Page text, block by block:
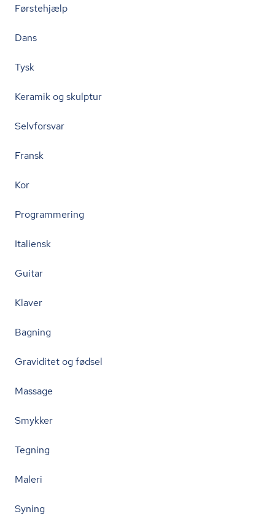
Førstehjælp
Dans
Tysk
Keramik og skulptur
Selvforsvar
Fransk
Kor
Programmering
Italiensk
Guitar
Klaver
Bagning
Graviditet og fødsel
Massage
Smykker
Tegning
Maleri
Syning